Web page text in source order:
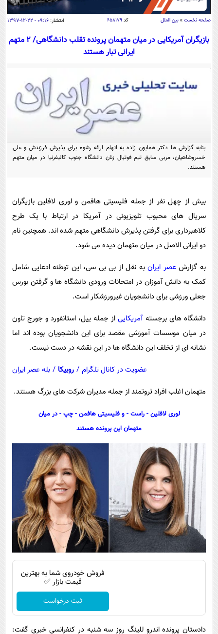
اقتصاد
اقتصادی
خودرو
جامعه
اجتماعی
سلامت
یک برش دانایی
محیط زیست
ورزشی
سیاست خارجی
فرهنگ و هنر
علم و دانش
فناوری و It
اخبار کریپتو
قرآن
سرگرمی
فیلم
سیاست
حوادث
محیط زیست
فرهنگی
بین الملل
اجتماعی
داستان کوتاه
پیامک
صفحه نخست » بین الملل کد۶۵۸۱۷۹ انتشار: ۰۹:۱۶ - ۲۲-۱۲-۱۳۹۷
بازیگران آمریکایی در میان متهمان پرونده تقلب دانشگاهی/ 2 متهم
ایرانی تبار هستند
‏بنابه گزارش ها دکتر همایون زاده به اتهام ارائه رشوه برای پذیرش فرزندش و علی
خسروشاهیان، مربی سابق تیم فوتبال زنان دانشگاه جنوب کالیفرنیا در میان متهم
هستند.
بیش از چهل نفر از جمله فلیسیتی هافمن و لوری لافلین بازیگران
سریال های محبوب تلویزیونی در آمریکا در ارتباط با یک طرح
کلاهبرداری برای گرفتن پذیرش دانشگاهی متهم شده اند. همچنین نام
دو ایرانی الاصل در میان متهمان دیده می شود.
به گزارش عصر ایرانبه نقل از بی بی سی، این توطئه ادعایی شامل
کمک به دانش آموزان در امتحانات ورودی دانشگاه ها و گرفتن بورس
جعلی ورزشی برای دانشجویان غیرورزشکار است.
دانشگاه های برجسته آمریکایی از جمله ییل، استانفورد و جورج تاون
در میان موسسات آموزشی مقصد برای این دانشجویان بوده اند اما
نشانه ای از تخلف این دانشگاه ها در این نقشه در دست نیست.
عضویت در کانال تلگرام / روبیکا / بله عصر ایران
متهمان اغلب افراد ثروتمند از جمله مدیران شرکت های بزرگ هستند.
لوری لافلین - راست - و فلیسیتی هافمن - چپ - در میان
متهمان این پرونده هستند
فروش خودروی شما به بهترین
قیمت بازار ✅
ثبت درخواست
دادستان پرونده اندرو للینگ روز سه شنبه در کنفرانسی خبری گفت: